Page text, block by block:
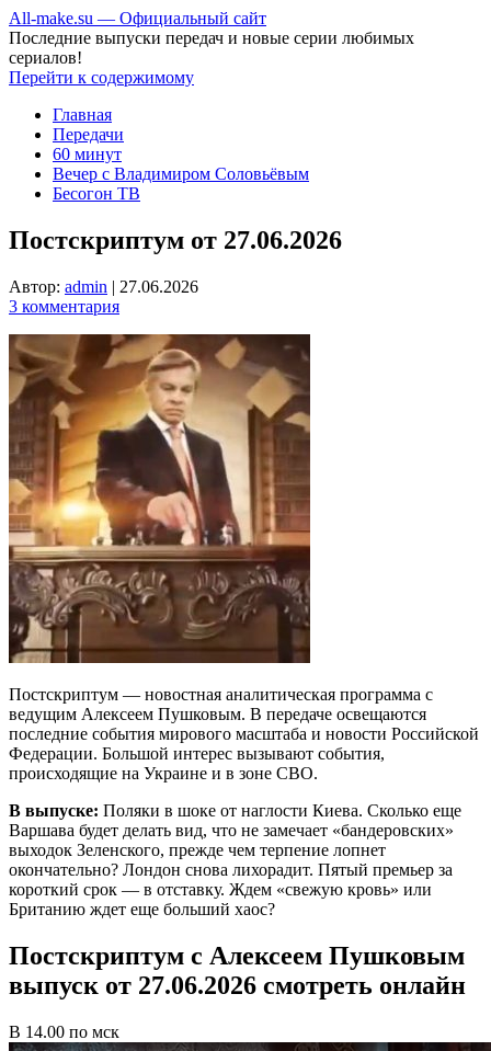
All-make.su — Официальный сайт
Последние выпуски передач и новые серии любимых
сериалов!
Перейти к содержимому
Главная
Передачи
60 минут
Вечер с Владимиром Соловьёвым
Бесогон ТВ
Постскриптум от 27.06.2026
Автор: admin | 27.06.2026
3 комментария
Постскриптум — новостная аналитическая программа с
ведущим Алексеем Пушковым. В передаче освещаются
последние события мирового масштаба и новости Российской
Федерации. Большой интерес вызывают события,
происходящие на Украине и в зоне СВО.
В выпуске: Поляки в шоке от наглости Киева. Сколько еще
Варшава будет делать вид, что не замечает «бандеровских»
выходок Зеленского, прежде чем терпение лопнет
окончательно? Лондон снова лихорадит. Пятый премьер за
короткий срок — в отставку. Ждем «свежую кровь» или
Британию ждет еще больший хаос?
Постскриптум с Алексеем Пушковым
выпуск от 27.06.2026 смотреть онлайн
В 14.00 по мск